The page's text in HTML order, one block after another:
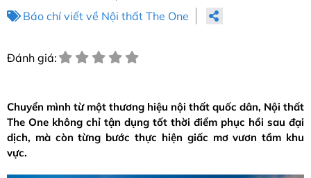
Báo chí viết về Nội thất The One
Đánh giá:
Chuyển mình từ một thương hiệu nội thất quốc dân, Nội thất
The One không chỉ tận dụng tốt thời điểm phục hồi sau đại
dịch, mà còn từng bước thực hiện giấc mơ vươn tầm khu
vực.